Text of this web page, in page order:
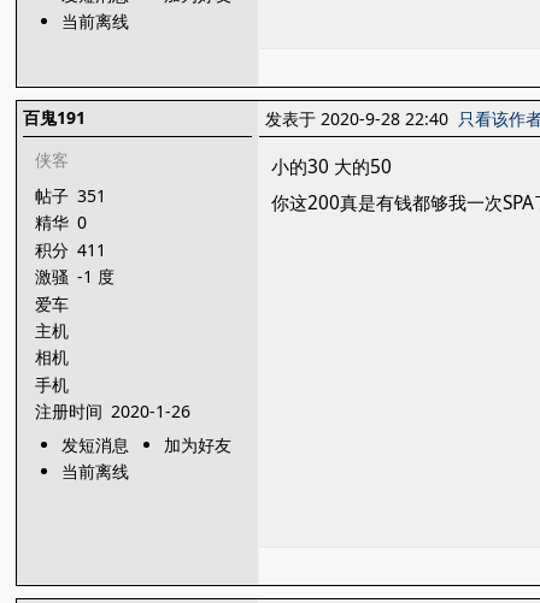
当前离线
百鬼191
侠客
帖子 351
精华 0
积分 411
激骚 -1 度
爱车
主机
相机
手机
注册时间 2020-1-26
发短消息
加为好友
当前离线
发表于 2020-9-28 22:40 只看该作
小的30 大的50
你这200真是有钱都够我一次SPA